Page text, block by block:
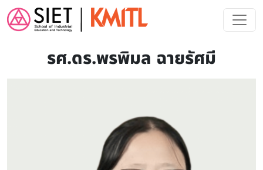
Skip to main content
รศ.ดร.พรพิมล ฉายรัศมี